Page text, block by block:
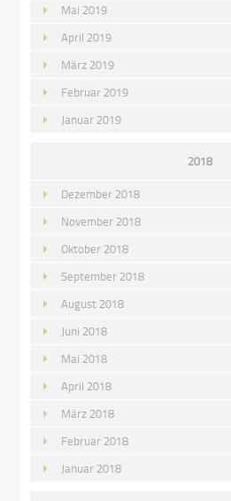
Mai 2019
April 2019
März 2019
Februar 2019
Januar 2019
2018
Dezember 2018
November 2018
Oktober 2018
September 2018
August 2018
Juni 2018
Mai 2018
April 2018
März 2018
Februar 2018
Januar 2018